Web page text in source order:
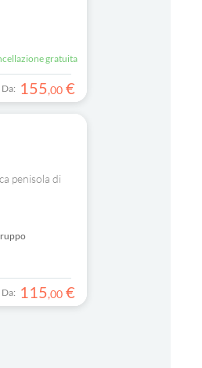
gratuita
Da: 155,00 €
penisola di
Da: 115,00 €